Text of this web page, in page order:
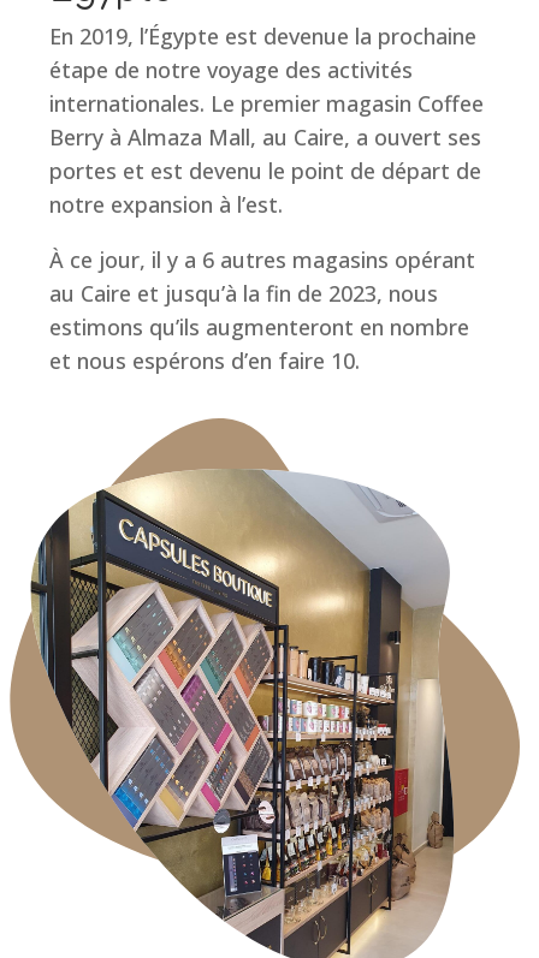
En 2019, l’Égypte est devenue la prochaine
étape de notre voyage des activités
internationales. Le premier magasin Coffee
Berry à Almaza Mall, au Caire, a ouvert ses
portes et est devenu le point de départ de
notre expansion à l’est.
À ce jour, il y a 6 autres magasins opérant
au Caire et jusqu’à la fin de 2023, nous
estimons qu’ils augmenteront en nombre
et nous espérons d’en faire 10.